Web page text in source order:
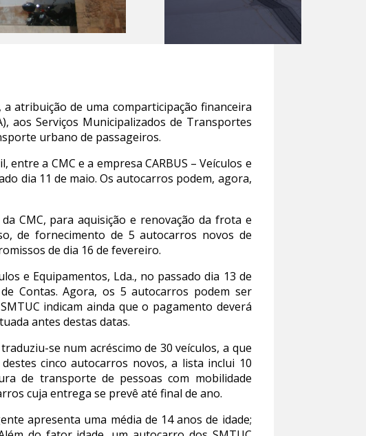
atribuição de uma comparticipação financeira
aos Serviços Municipalizados de Transportes
urbano de passageiros.
a CMC e a empresa CARBUS – Veículos e
dia 11 de maio. Os autocarros podem, agora,
CMC, para aquisição e renovação da frota e
de fornecimento de 5 autocarros novos de
de dia 16 de fevereiro.
e Equipamentos, Lda., no passado dia 13 de
Contas. Agora, os 5 autocarros podem ser
indicam ainda que o pagamento deverá
antes destas datas.
se num acréscimo de 30 veículos, a que
cinco autocarros novos, a lista inclui 10
de transporte de pessoas com mobilidade
cuja entrega se prevê até final de ano.
apresenta uma média de 14 anos de idade;